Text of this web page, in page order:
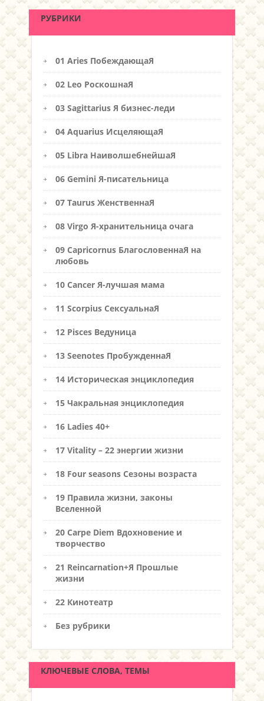
РУБРИКИ
01 Aries ПобеждающаЯ
02 Leo РоскошнаЯ
03 Sagittarius Я бизнес-леди
04 Aquarius ИсцеляющаЯ
05 Libra НаиволшебнейшаЯ
06 Gemini Я-писательница
07 Taurus ЖенственнаЯ
08 Virgo Я-хранительница очага
09 Capricornus БлагословеннаЯ на
любовь
10 Cancer Я-лучшая мама
11 Scorpius СексуальнаЯ
12 Pisces Ведуница
13 Seenotes ПробужденнаЯ
14 Историческая энциклопедия
15 Чакральная энциклопедия
16 Ladies 40+
17 Vitality – 22 энергии жизни
18 Four seasons Сезоны возраста
19 Правила жизни, законы
Вселенной
20 Carpe Diem Вдохновение и
творчество
21 Reincarnation+Я Прошлые
жизни
22 Кинотеатр
Без рубрики
КЛЮЧЕВЫЕ СЛОВА, ТЕМЫ